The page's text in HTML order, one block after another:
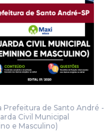
Prefeitura de Santo André -
Civil Municipal
e Masculino)